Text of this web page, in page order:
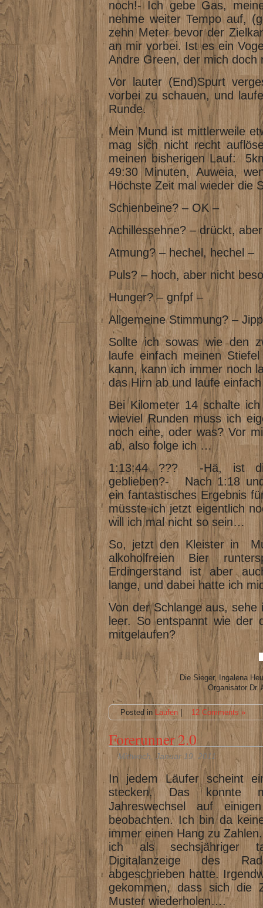
noch!- Ich gebe Gas,
nehme weiter Tempo auf,
zehn Meter bevor der
an mir vorbei. Ist es ein
Andre Green, der mich
Vor lauter (End)Spurt
vorbei zu schauen, und
Runde.
Mein Mund ist mittlerweile
mag sich nicht recht
meinen bisherigen Lauf:
49:30 Minuten, Auweia,
Höchste Zeit mal wieder die
Schienbeine? – OK –
Achillessehne? – drückt,
Atmung? – hechel, hechel –
Puls? – hoch, aber nicht
Hunger? – gnfpf –
Allgemeine Stimmung? –
Sollte ich sowas wie den
laufe einfach meinen
kann, kann ich immer noch
das Hirn ab und laufe
Bei Kilometer 14 schalte
wieviel Runden muss ich
noch eine, oder was? Vor
ab, also folge ich …
1:13:44 ??? -Hä, ist
geblieben?- Nach 1:18
ein fantastisches Ergebnis
müsste ich jetzt eigentlich
will ich mal nicht so sein…
So, jetzt den Kleister in
alkoholfreien Bier
Erdingerstand ist aber
lange, und dabei hatte ich
Von der Schlange aus,
leer. So entspannt wie
mitgelaufen?
Die Sieger, Ingalena
Organisator Dr.
Posted in Laufen 12 Comments »
Forerunner 2.0
Mittwoch, Januar 19, 2011
In jedem Läufer scheint
stecken. Das konnte
Jahreswechsel auf
beobachten. Ich bin da
immer einen Hang zu
ich als sechsjähriger
Digitalanzeige des
abgeschrieben hatte.
gekommen, dass sich die
Muster wiederholen….